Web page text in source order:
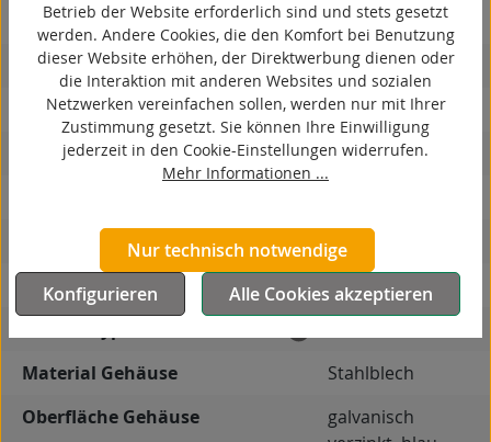
kontaktverfärbungsfrei
antistatisch
ESD
elektrisch leitfähig
hitzebeständig
autoklaventauglich
Material Gehäuse
Stahlblech
Oberfläche Gehäuse
galvanisch
Betrieb der Website erforderlich sind und stets gesetzt
werden. Andere Cookies, die den Komfort bei Benutzung
dieser Website erhöhen, der Direktwerbung dienen oder
die Interaktion mit anderen Websites und sozialen
Netzwerken vereinfachen sollen, werden nur mit Ihrer
Zustimmung gesetzt. Sie können Ihre Einwilligung
jederzeit in den Cookie-Einstellungen widerrufen.
Mehr Informationen ...
Nur technisch notwendige
Konfigurieren
Alle Cookies akzeptieren